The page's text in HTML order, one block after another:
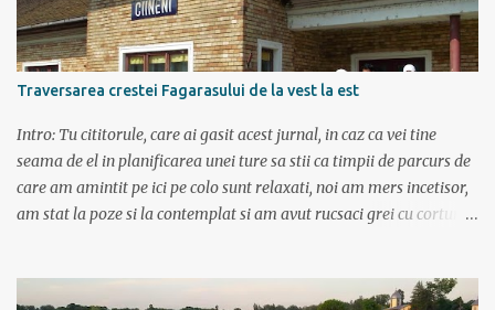
de dormit si mancarea in masina.
Traversarea crestei Fagarasului de la vest la est
Intro: Tu cititorule, care ai gasit acest jurnal, in caz ca vei tine
seama de el in planificarea unei ture sa stii ca timpii de parcurs de
care am amintit pe ici pe colo sunt relaxati, noi am mers incetisor,
am stat la poze si la contemplat si am avut rucsaci grei cu corturi si
cuvenea ceva tare la munte, la altitudine, la aer curat. Si unde se